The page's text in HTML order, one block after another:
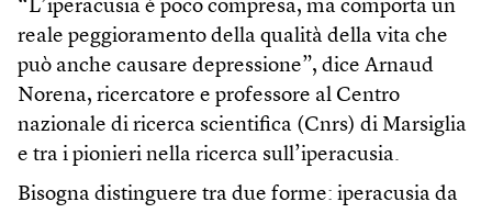
“L’iperacusia è poco compresa, ma comporta un
reale peggioramento della qualità della vita che
può anche causare depressione”, dice Arnaud
Norena, ricercatore e professore al Centro
nazionale di ricerca scientifica (Cnrs) di Marsiglia
e tra i pionieri nella ricerca sull’iperacusia.
Bisogna distinguere tra due forme: iperacusia da